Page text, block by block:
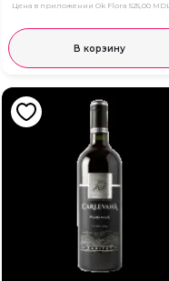
Цена в приложении Ok Flora 525,00
В корзину